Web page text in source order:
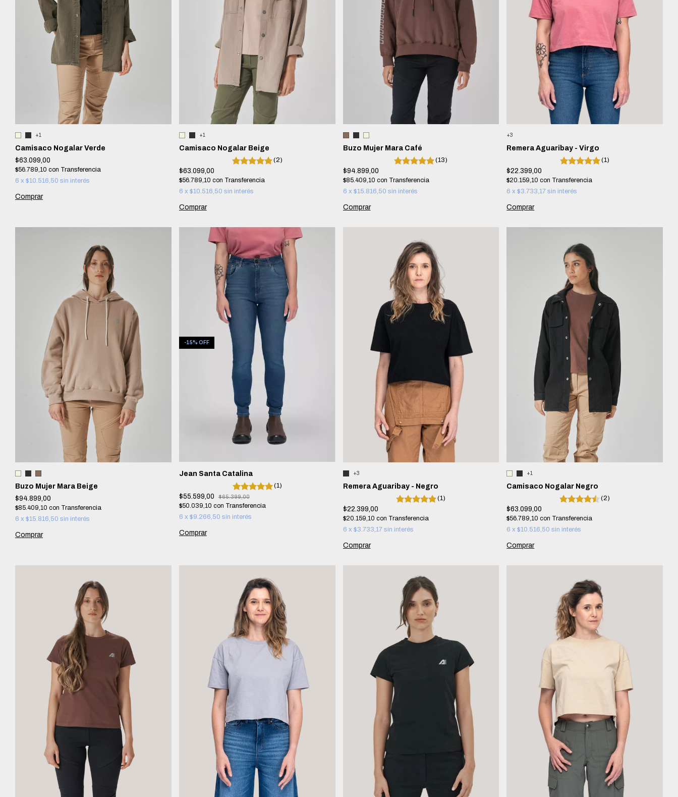
+1
Camisaco Nogalar Verde
$63.099,00
$56.789,10 con
6 x $10.516,50 sin interés
Comprar
+1
Camisaco Nogalar Beige
(2)
$63.099,00
$56.789,10 con
6 x $10.516,50 sin interés
Comprar
Buzo Mujer Mara Café
(13)
$94.899,00
$85.409,10 con
6 x $15.816,50 sin interés
Comprar
+3
Remera Aguaribay - Virgo
(1)
$22.399,00
$20.159,10con
6 x$3.733,17 sin interés
Comprar
Buzo Mujer Mara Beige
$94.899,00
$85.409,10 con
6 x $15.816,50 sin interés
Comprar
-15% OFF
Jean Santa Catalina
(1)
$55.599,00 $65.399,00
$50.039,10 con
6 x $9.266,50 sin interés
Comprar
+3
Remera Aguaribay - Negro
(1)
$22.399,00
$20.159,10 con
6 x $3.733,17 sin interés
Comprar
+1
Camisaco Nogalar Negro
(2)
$63.099,00
$56.789,10con
6 x$10.516,50 sin interés
Comprar